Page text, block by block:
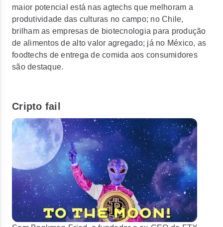
maior potencial está nas agtechs que melhoram a
produtividade das culturas no campo; no Chile,
brilham as empresas de biotecnologia para produção
de alimentos de alto valor agregado; já no México, as
foodtechs de entrega de comida aos consumidores
são destaque.
Cripto fail